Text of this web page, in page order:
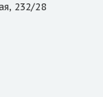
232/28